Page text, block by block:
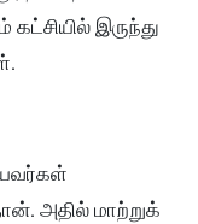
இருந்து
அதில் மாற்றுக்